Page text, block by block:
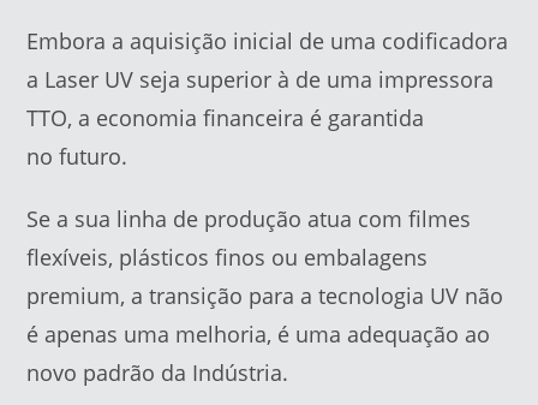
Embora a aquisição inicial de uma codificadora
a Laser UV seja superior à de uma impressora
TTO, a economia financeira é garantida
no futuro.
Se a sua linha de produção atua com filmes
flexíveis, plásticos finos ou embalagens
premium, a transição para a tecnologia UV não
é apenas uma melhoria, é uma adequação ao
novo padrão da Indústria.